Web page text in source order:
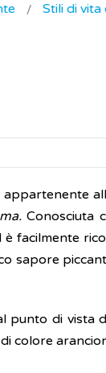
Stili di vita
Conosciuta
facilmente
sapore
punto di vista
colore